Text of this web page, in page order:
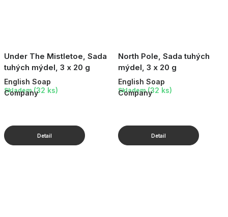
Under The Mistletoe, Sada
tuhých mýdel, 3 x 20 g
English Soap
Company
Skladem (32 ks)
North Pole, Sada tuhých
mýdel, 3 x 20 g
English Soap
Company
Skladem (32 ks)